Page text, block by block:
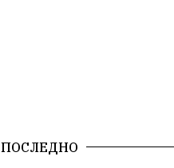
ПОСЛЕДНО